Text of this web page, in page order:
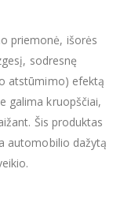
priemonė, išorės
sodresnę
atstūmimo) efektą
galima kruopščiai,
Šis produktas
automobilio dažytą